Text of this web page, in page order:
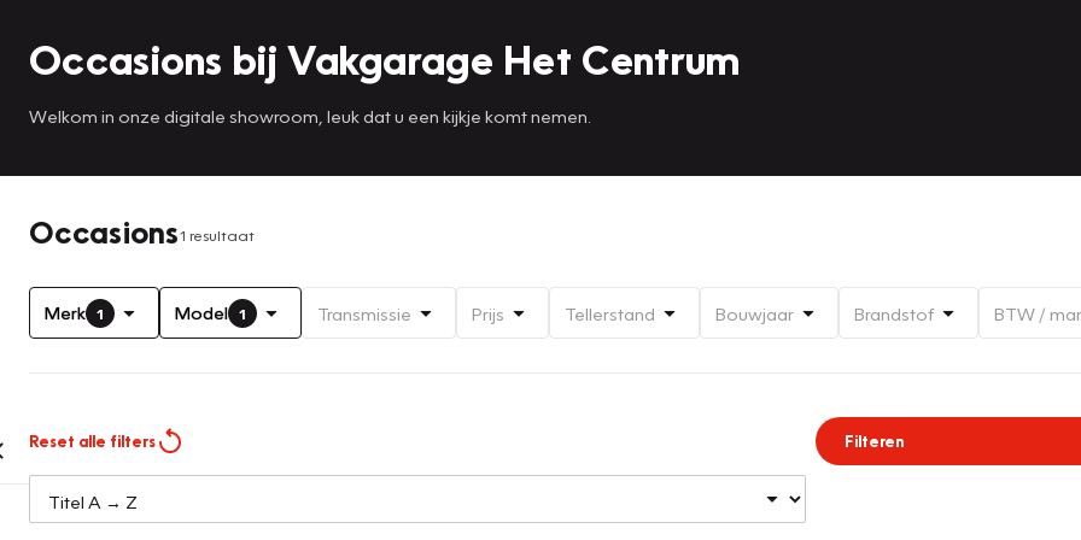
Occasions bij Vakgarage Het Centrum
Welkom in onze digitale showroom, leuk dat u een kijkje komt nemen.
Occasions1 resultaat
Merk 1 Model 1 Transmissie Prijs Tellerstand Bouwjaar Brandstof BTW /
Reset alle filters Filteren